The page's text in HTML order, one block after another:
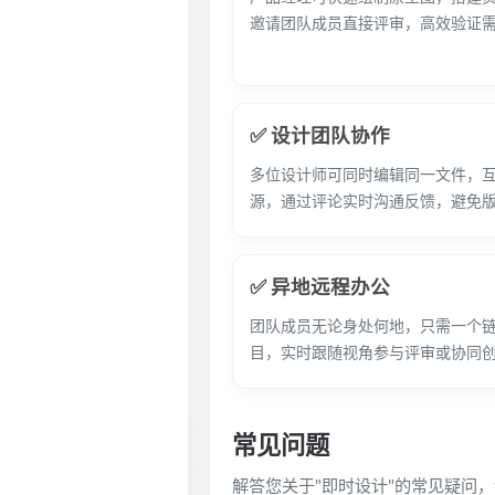
邀请团队成员直接评审，高效验证
✅ 设计团队协作
多位设计师可同时编辑同一文件，
源，通过评论实时沟通反馈，避免
✅ 异地远程办公
团队成员无论身处何地，只需一个
目，实时跟随视角参与评审或协同
常见问题
解答您关于"即时设计"的常见疑问